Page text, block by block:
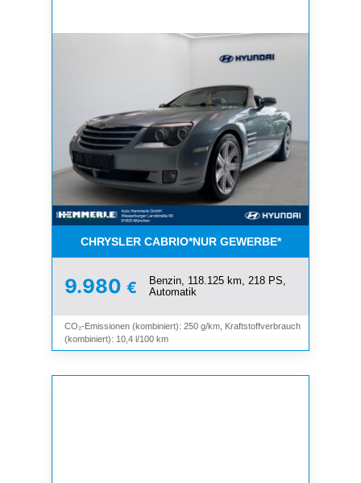
CHRYSLER CABRIO*NUR GEWERBE*
9.980 €
Benzin, 118.125 km, 218 PS,
Automatik
CO₂-Emissionen (kombiniert): 250 g/km, Kraftstoffverbrauch
(kombiniert): 10,4 l/100 km